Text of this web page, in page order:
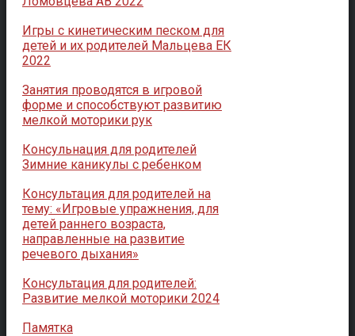
Игры с кинетическим песком для
детей и их родителей Мальцева ЕК
2022
Занятия проводятся в игровой
форме и способствуют развитию
мелкой моторики рук
Консульнация для родителей
Зимние каникулы с ребенком
Консультация для родителей на
тему: «Игровые упражнения, для
детей раннего возраста,
направленные на развитие
речевого дыхания»
Консультация для родителей:
Развитие мелкой моторики 2024
Памятка